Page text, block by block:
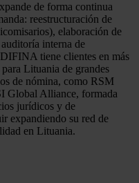
de forma continua
reestructuración de
elaboración de
interna de
tiene clientes en más
Lituania de grandes
de nómina, como RSM
Global Alliance, formada
jurídicos y de
expandiendo su red de
en Lituania.